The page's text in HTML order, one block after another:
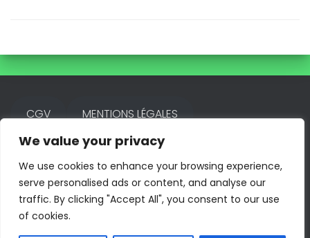
We value your privacy
We use cookies to enhance your browsing experience,
serve personalised ads or content, and analyse our
traffic. By clicking "Accept All", you consent to our use
of cookies.
CGV MENTIONS LÉGALES
FACEBOOK INSTAGRAM